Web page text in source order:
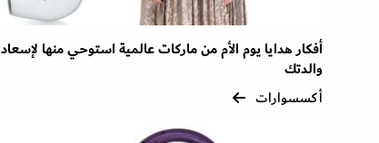
أفكار هدايا يوم الأم من ماركات عالمية استوحي منها لإسعاد
والدتك
أكسسوارات